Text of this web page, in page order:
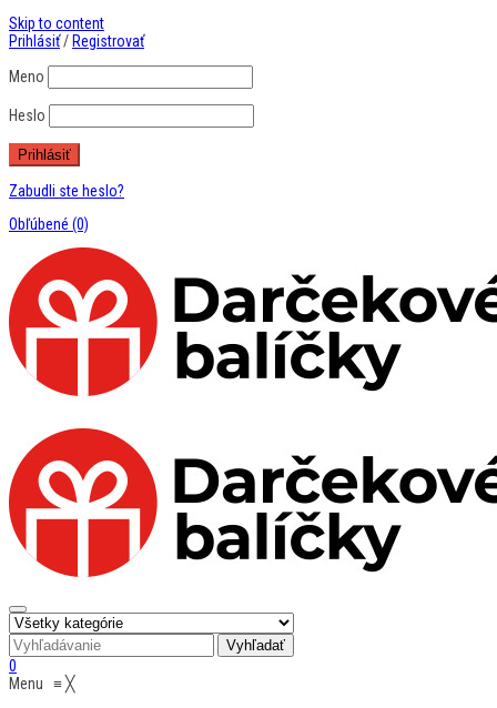
Skip to content
Prihlásiť/ Registrovať
Meno
Heslo
Zabudli ste heslo?
Obľúbené (0)
0
Menu ≡╳